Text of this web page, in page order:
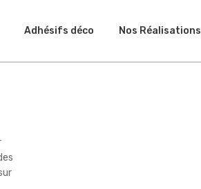
Adhésifs déco Nos Réalisations